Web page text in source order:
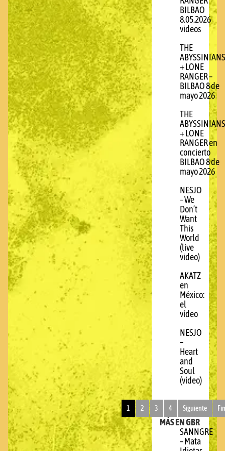
BILBAO
8.05.2026
videos
THE
ABYSSINIANS
+ LONE
RANGER –
BILBAO 8 de
mayo 2026
THE
ABYSSINIANS
+ LONE
RANGER en
concierto
BILBAO 8 de
mayo 2026
NESJO
– We
Don’t
Want
This
World
(live
video)
AKATZ
en
México:
el
vídeo
NESJO
–
Heart
and
Soul
(vídeo)
1 2 3 4 Siguiente
MÁS EN GBR
SANNGRE
– Mata